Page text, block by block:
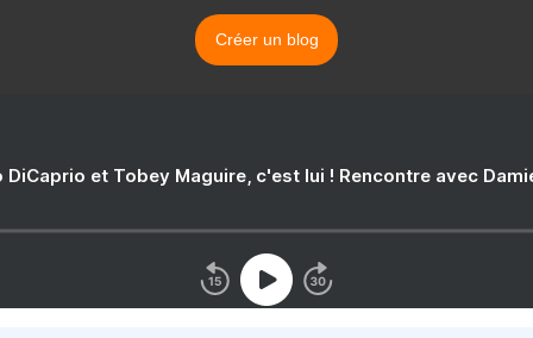
Créer un blog
DiCaprio et Tobey Maguire, c'est lui ! Rencontre avec